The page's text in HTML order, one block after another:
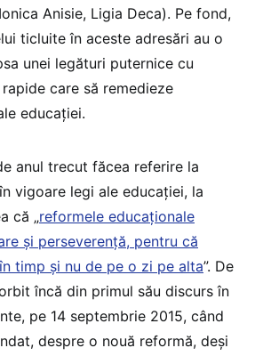
Anisie, Ligia Deca). Pe fond,
ticluite în aceste adresări au o
unei legături puternice cu
care să remedieze
educației.
anul trecut făcea referire la
vigoare legi ale educației, la
că „reformele educaționale
și perseverență, pentru că
timp și nu de pe o zi pe alta”. De
încă din primul său discurs în
pe 14 septembrie 2015, când
despre o nouă reformă, deși